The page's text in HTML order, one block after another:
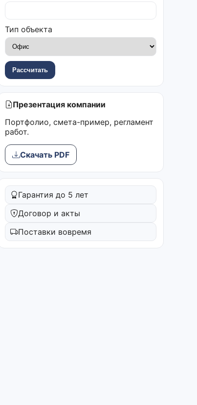
Тип объекта
Рассчитать
Презентация компании
Портфолио, смета-пример, регламент
работ.
Скачать PDF
Гарантия до 5 лет
Договор и акты
Поставки вовремя